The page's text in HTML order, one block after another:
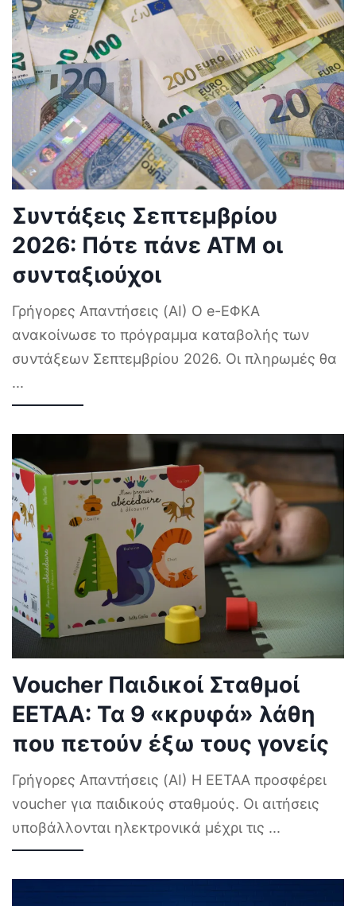
Συντάξεις Σεπτεμβρίου
2026: Πότε πάνε ΑΤΜ οι
συνταξιούχοι
Γρήγορες Απαντήσεις (AI) Ο e-ΕΦΚΑ
ανακοίνωσε το πρόγραμμα καταβολής των
συντάξεων Σεπτεμβρίου 2026. Οι πληρωμές θα
...
Voucher Παιδικοί Σταθμοί
ΕΕΤΑΑ: Τα 9 «κρυφά» λάθη
που πετούν έξω τους γονείς
Γρήγορες Απαντήσεις (AI) Η ΕΕΤΑΑ προσφέρει
voucher για παιδικούς σταθμούς. Οι αιτήσεις
υποβάλλονται ηλεκτρονικά μέχρι τις ...